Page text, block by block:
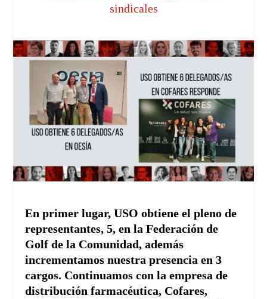
sindicales
En primer lugar, USO obtiene el pleno de
representantes, 5, en la Federación de
Golf de la Comunidad, además
incrementamos nuestra presencia en 3
cargos. Continuamos con la empresa de
distribución farmacéutica, Cofares,